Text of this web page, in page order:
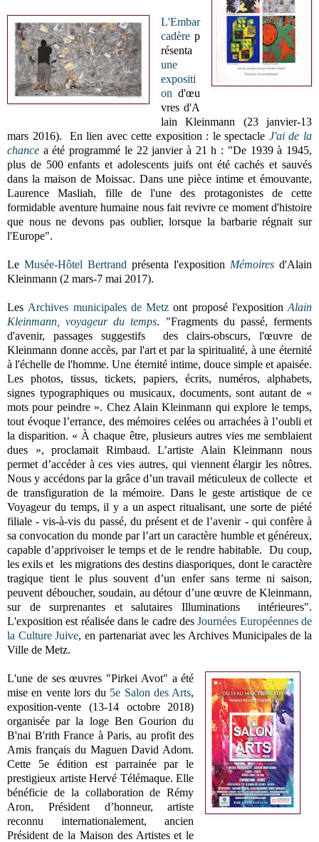
L'Embar
cadèrep
résenta
une
expositi
on d'œu
vres d'A
lain Kleinmann (23 janvier-13
mars 2016). En lien avec cette exposition : le spectacle J'ai de la
chance a été programmé le 22 janvier à 21 h : "De 1939 à 1945,
plus de 500 enfants et adolescents juifs ont été cachés et sauvés
dans la maison de Moissac. Dans une pièce intime et émouvante,
Laurence Masliah, fille de l'une des protagonistes de cette
formidable aventure humaine nous fait revivre ce moment d'histoire
que nous ne devons pas oublier, lorsque la barbarie régnait sur
l'Europe".
Le Musée-Hôtel Bertrand présenta l'exposition Mémoires d'Alain
Kleinmann (2 mars-7 mai 2017).
Les Archives municipales de Metz ont proposé l'exposition Alain
Kleinmann, voyageur du temps. "Fragments du passé, ferments
d'avenir, passages suggestifs des clairs-obscurs, l'œuvre de
Kleinmann donne accès, par l'art et par la spiritualité, à une éternité
à l'échelle de l'homme. Une éternité intime, douce simple et apaisée.
Les photos, tissus, tickets, papiers, écrits, numéros, alphabets,
signes typographiques ou musicaux, documents, sont autant de «
mots pour peindre ». Chez Alain Kleinmann qui explore le temps,
tout évoque l’errance, des mémoires celées ou arrachées à l’oubli et
la disparition. « À chaque être, plusieurs autres vies me semblaient
dues », proclamait Rimbaud. L’artiste Alain Kleinmann nous
permet d’accéder à ces vies autres, qui viennent élargir les nôtres.
Nous y accédons par la grâce d’un travail méticuleux de collecte et
de transfiguration de la mémoire. Dans le geste artistique de ce
Voyageur du temps, il y a un aspect ritualisant, une sorte de piété
filiale - vis-à-vis du passé, du présent et de l’avenir - qui confère à
sa convocation du monde par l’art un caractère humble et généreux,
capable d’apprivoiser le temps et de le rendre habitable. Du coup,
les exils et les migrations des destins diasporiques, dont le caractère
tragique tient le plus souvent d’un enfer sans terme ni saison,
peuvent déboucher, soudain, au détour d’une œuvre de Kleinmann,
sur de surprenantes et salutaires Illuminations intérieures".
L'exposition est réalisée dans le cadre desJournées Européennes de
la Culture Juive, en partenariat avec les Archives Municipales de la
Ville de Metz.
L'une de ses œuvres "Pirkei Avot" a été
mise en vente lors du 5e Salon des Arts,
exposition-vente (13-14 octobre 2018)
organisée par la loge Ben Gourion du
B'nai B'rith France à Paris, au profit des
Amis français du Maguen David Adom.
Cette 5e édition est parrainée par le
prestigieux artiste Hervé Télémaque. Elle
bénéficie de la collaboration de Rémy
Aron, Président d’honneur, artiste
reconnu internationalement, ancien
Président de la Maison des Artistes et le